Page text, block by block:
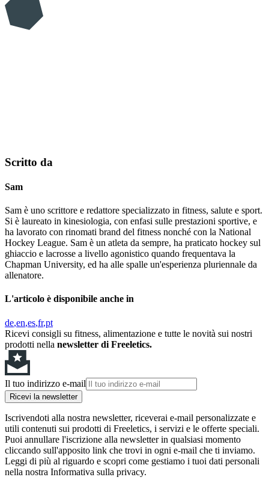
Scritto da
Sam
Sam è uno scrittore e redattore specializzato in fitness, salute e sport.
Si è laureato in kinesiologia, con enfasi sulle prestazioni sportive, e
ha lavorato con rinomati brand del fitness nonché con la National
Hockey League. Sam è un atleta da sempre, ha praticato hockey sul
ghiaccio e lacrosse a livello agonistico quando frequentava la
Chapman University, ed ha alle spalle un'esperienza pluriennale da
allenatore.
L'articolo è disponibile anche in
de en es fr pt
Ricevi consigli su fitness, alimentazione e tutte le novità sui nostri
prodotti nella newsletter di Freeletics.
Il tuo indirizzo e-mail
Ricevi la newsletter
Iscrivendoti alla nostra newsletter, riceverai e-mail personalizzate e
utili contenuti sui prodotti di Freeletics, i servizi e le offerte speciali.
Puoi annullare l'iscrizione alla newsletter in qualsiasi momento
cliccando sull'apposito link che trovi in ogni e-mail che ti inviamo.
Leggi di più al riguardo e scopri come gestiamo i tuoi dati personali
nella nostra Informativa sulla privacy.